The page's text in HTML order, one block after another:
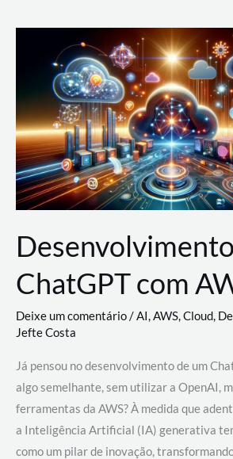
Nuvem:
Google
Cloud,
AWS
e
Azure
ChatGPT com
Deixe um comentário/AI,AWS,Cloud,
Jefte Costa
Já pensou no desenvolvimento de um
algo semelhante, sem utilizar a OpenAI,
ferramentas da AWS? À medida que
a Inteligência Artificial (IA) generativa
como um pilar de inovação,